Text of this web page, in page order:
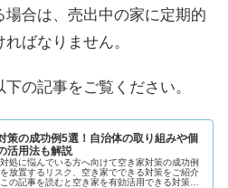
場合は、売出中の家に定期的
ばなりません。
の記事をご覧ください。
策の成功例5選！自治体の取り組みや個
活用法も解説
処に悩んでいる方へ向けて空き家対策の成功例
放置するリスク、空き家でできる対策をご紹介
の記事を読むと空き家を有効活用できる対策が